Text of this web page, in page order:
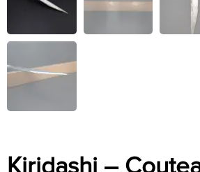
Kiridashi –